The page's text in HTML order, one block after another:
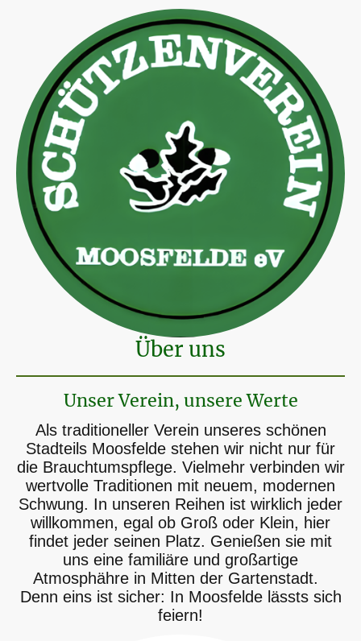
Über uns
Unser Verein, unsere Werte
Als traditioneller Verein unseres schönen
Stadteils Moosfelde stehen wir nicht nur für
die Brauchtumspflege. Vielmehr verbinden wir
wertvolle Traditionen mit neuem, modernen
Schwung. In unseren Reihen ist wirklich jeder
willkommen, egal ob Groß oder Klein, hier
findet jeder seinen Platz. Genießen sie mit
uns eine familiäre und großartige
Atmosphähre in Mitten der Gartenstadt.
Denn eins ist sicher: In Moosfelde lässts sich
feiern!